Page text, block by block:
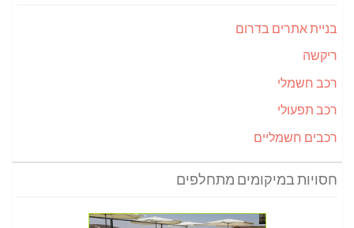
בניית אתרים בדרום
ריקשה
רכב חשמלי
רכב תפעולי
רכבים חשמליים
חסויות במיקומים מתחלפים